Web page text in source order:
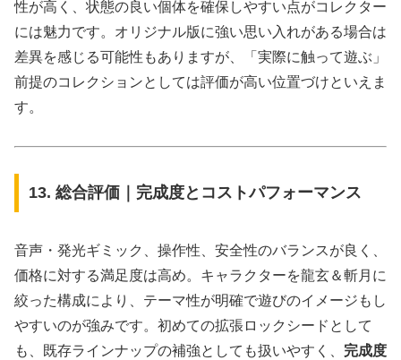
性が高く、状態の良い個体を確保しやすい点がコレクター
には魅力です。オリジナル版に強い思い入れがある場合は
差異を感じる可能性もありますが、「実際に触って遊ぶ」
前提のコレクションとしては評価が高い位置づけといえま
す。
13. 総合評価｜完成度とコストパフォーマンス
音声・発光ギミック、操作性、安全性のバランスが良く、
価格に対する満足度は高め。キャラクターを龍玄＆斬月に
絞った構成により、テーマ性が明確で遊びのイメージもし
やすいのが強みです。初めての拡張ロックシードとして
も、既存ラインナップの補強としても扱いやすく、 完成度